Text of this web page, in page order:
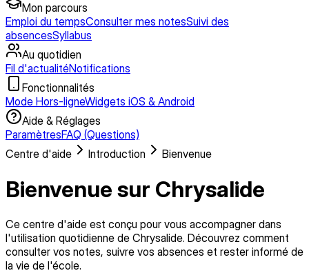
Mon parcours
Emploi du tempsConsulter mes notesSuivi des
absencesSyllabus
Au quotidien
Fil d'actualitéNotifications
Fonctionnalités
Mode Hors-ligneWidgets iOS & Android
Aide & Réglages
ParamètresFAQ (Questions)
Centre d'aide
Introduction Bienvenue
Bienvenue sur Chrysalide
Ce centre d'aide est conçu pour vous accompagner dans
l'utilisation quotidienne de Chrysalide. Découvrez comment
consulter vos notes, suivre vos absences et rester informé de
la vie de l'école.